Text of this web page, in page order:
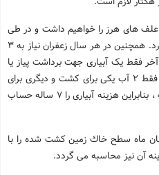
های هرز را خواهیم داشت و در طی
دوره 8 ساله سال آخر نیاز به وجین ندارد. همچنین در هر سال زعفران نیاز به 3
آخر فقط یک آبیاری جهت برداشت پیاز یا
بنه زعفران لازم است ودر سال اول نیز فقط 2 آب یکی برای کشت و دیگری برای
شخم سطح زمین کشت شده لازم است ، بنابراین هزینه آبیاری را 7 ساله حساب
ماه سطح خاك زمین کشت شده را با
آن نیز محاسبه می گردد.